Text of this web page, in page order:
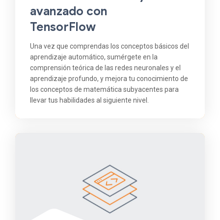
avanzado con
TensorFlow
Una vez que comprendas los conceptos básicos del
aprendizaje automático, sumérgete en la
comprensión teórica de las redes neuronales y el
aprendizaje profundo, y mejora tu conocimiento de
los conceptos de matemática subyacentes para
llevar tus habilidades al siguiente nivel.